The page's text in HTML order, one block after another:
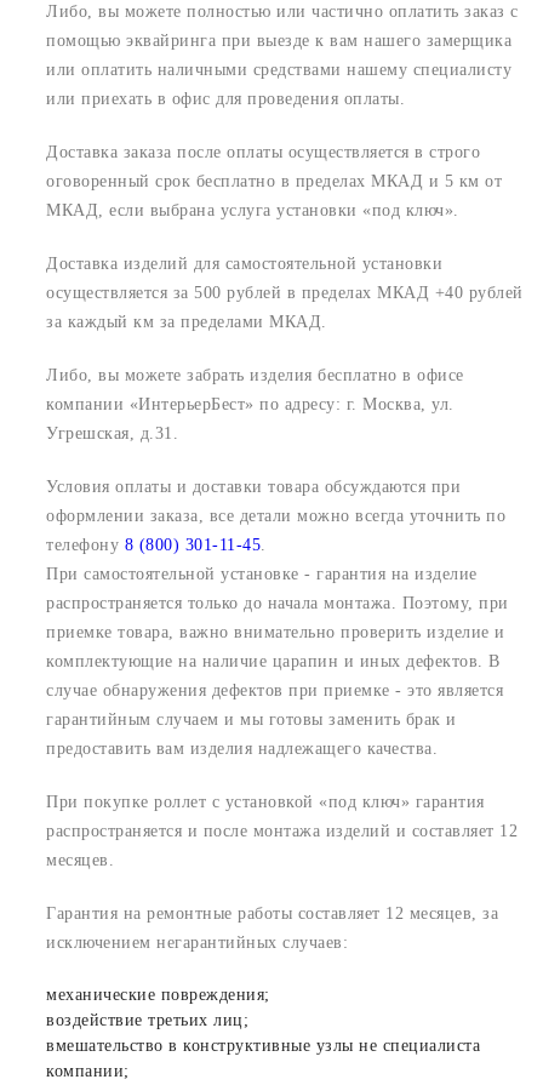
Либо, вы можете полностью или частично оплатить заказ с
помощью эквайринга при выезде к вам нашего замерщика
или оплатить наличными средствами нашему специалисту
или приехать в офис для проведения оплаты.
Доставка заказа после оплаты осуществляется в строго
оговоренный срок бесплатно в пределах МКАД и 5 км от
МКАД, если выбрана услуга установки «под ключ».
Доставка изделий для самостоятельной установки
осуществляется за 500 рублей в пределах МКАД +40 рублей
за каждый км за пределами МКАД.
Либо, вы можете забрать изделия бесплатно в офисе
компании «ИнтерьерБест» по адресу: г. Москва, ул.
Угрешская, д.31.
Условия оплаты и доставки товара обсуждаются при
оформлении заказа, все детали можно всегда уточнить по
телефону 8 (800) 301-11-45
При самостоятельной установке - гарантия на изделие
распространяется только до начала монтажа. Поэтому, при
приемке товара, важно внимательно проверить изделие и
комплектующие на наличие царапин и иных дефектов. В
случае обнаружения дефектов при приемке - это является
гарантийным случаем и мы готовы заменить брак и
предоставить вам изделия надлежащего качества.
При покупке роллет с установкой «под ключ» гарантия
распространяется и после монтажа изделий и составляет 12
месяцев.
Гарантия на ремонтные работы составляет 12 месяцев, за
исключением негарантийных случаев:
механические повреждения;
воздействие третьих лиц;
вмешательство в конструктивные узлы не специалиста
компании;